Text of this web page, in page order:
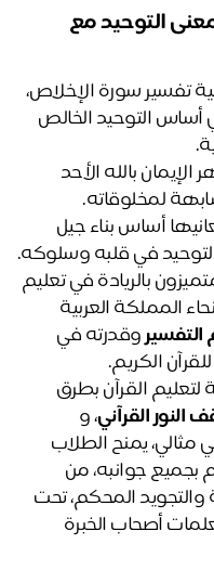
تعلم سورة الإخلاص وافهم معنى التوحيد مع
في جمعية "تعلم"، ندرك جيدًا أهمية تفسير سورة الإخلاص،
فهي ليست مجرد آيات تُتلى، بل هي أساس التوحيد الخالص
إن فهمها بعمق يعني فهم جوهر الإيمان بالله الأحد
لمخلوقاته.
لذلك، نرى في تعليمها وتدريس معانيها أساس بناء جيل
في قلبه وسلوكه.
ولأننا وعلى مدار أكثر من 45 عامًا متميزون بالريادة في تعليم
القرآن الكريم وعلومه في جميع أنحاء المملكة العربية
الكريم.
أطلقنا العديد من المشاريع القرآنية لتعليم القرآن بطرق
القرآني، و
لتوفير مناخ تعليمي مثالي، يمنح الطلاب
فرصة استثنائية لتعلم القرآن الكريم بجميع جوانبه، من
الحفظ المتقن إلى التلاوة السليمة والتجويد المحكم، تحت
إشراف صفوة من المعلمين والمعلمات أصحاب الخبرة